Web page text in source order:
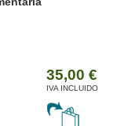
35,00 €
IVA INCLUIDO